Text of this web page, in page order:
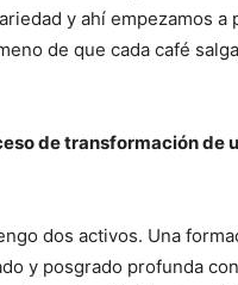
y ahí empezamos a
de que cada café
de transformación de
dos activos. Una
y posgrado profunda